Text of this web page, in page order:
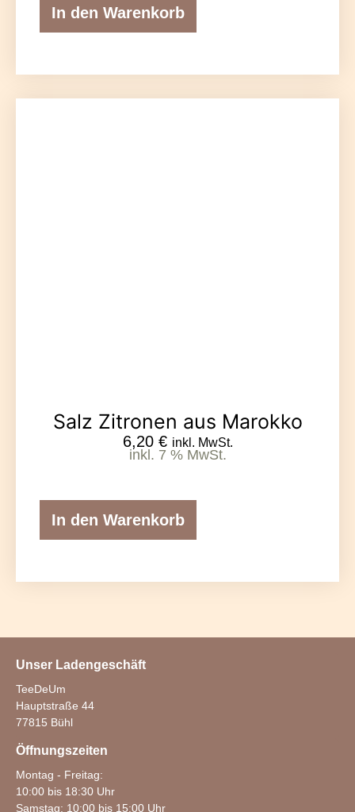
In den Warenkorb
Salz Zitronen aus Marokko
6,20 € inkl. MwSt.
inkl. 7 % MwSt.
In den Warenkorb
Unser Ladengeschäft
TeeDeUm
Hauptstraße 44
77815 Bühl
Öffnungszeiten
Montag - Freitag:
10:00 bis 18:30 Uhr
Samstag: 10:00 bis 15:00 Uhr